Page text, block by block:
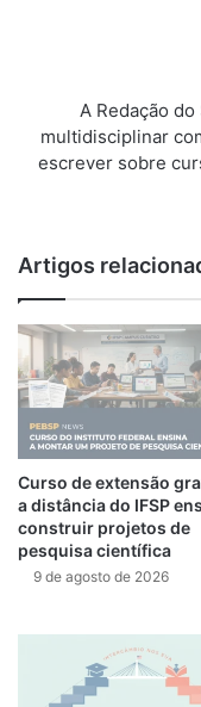
A Redação
multidisciplinar
escrever sobre
Artigos
Curso de extensão
a distância do IFSP
construir projetos de
pesquisa científica
9 de agosto de 2026